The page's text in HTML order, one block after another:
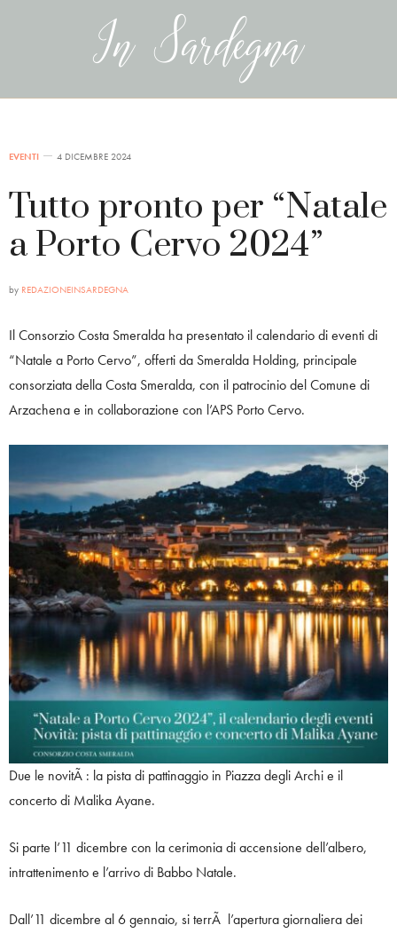
EVENTI 4 DICEMBRE 2024
Tutto pronto per “Natale
a Porto Cervo 2024”
by REDAZIONEINSARDEGNA
Il Consorzio Costa Smeralda ha presentato il calendario di eventi di
“Natale a Porto Cervo”, offerti da Smeralda Holding, principale
consorziata della Costa Smeralda, con il patrocinio del Comune di
Arzachena e in collaborazione con l’APS Porto Cervo.
Due le novitÃ : la pista di pattinaggio in Piazza degli Archi e il
concerto di Malika Ayane.
Si parte l’11 dicembre con la cerimonia di accensione dell’albero,
intrattenimento e l’arrivo di Babbo Natale.
Dall’11 dicembre al 6 gennaio, si terrÃ l’apertura giornaliera dei